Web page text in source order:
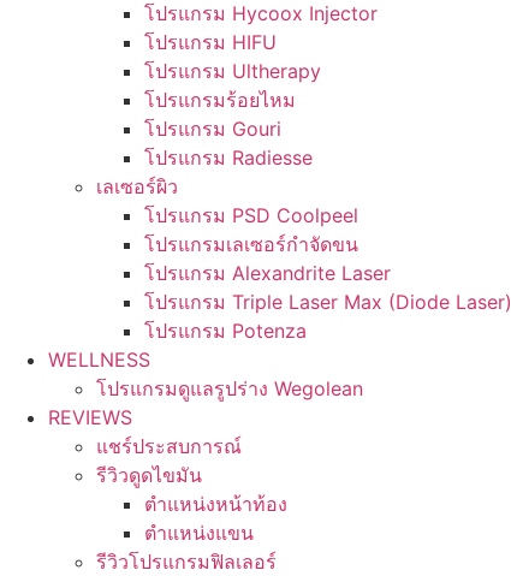
โปรแกรม Hycoox Injector
โปรแกรม HIFU
โปรแกรม Ultherapy
โปรแกรมร้อยไหม
โปรแกรม Gouri
โปรแกรม Radiesse
เลเซอร์ผิว
โปรแกรม PSD Coolpeel
โปรแกรมเลเซอร์กำจัดขน
โปรแกรม Alexandrite Laser
โปรแกรม Triple Laser Max (Diode Laser)
โปรแกรม Potenza
WELLNESS
โปรแกรมดูแลรูปร่าง Wegolean
REVIEWS
แชร์ประสบการณ์
รีวิวดูดไขมัน
ตำแหน่งหน้าท้อง
ตำแหน่งแขน
รีวิวโปรแกรมฟิลเลอร์